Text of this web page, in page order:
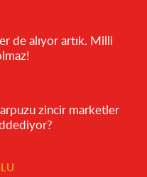
de alıyor artık. Milli
zincir marketler